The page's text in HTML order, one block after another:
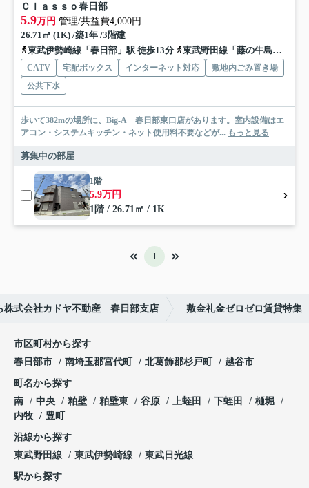
Ｃｌａｓｓｏ春日部
5.9万円 管理/共益費4,000円
26.71㎡ (1K) /築1年 /3階建
東武伊勢崎線「春日部」駅 徒歩13分
東武野田線「藤の牛島」駅 徒歩25分
CATV 宅配ボックス インターネット対応
敷地内ごみ置き場
公共下水
歩いて382mの場所に、Big-A 春日部東口店があります。室内設備はエ
アコン・システムキッチン・ネット使用料不要などが... もっと見る
募集中の部屋
1階
5.9万円
1階 / 26.71㎡ / 1K
1
株式会社カドヤ不動産 春日部支店 敷金礼金ゼロゼロ賃貸特集
市区町村から探す
春日部市
南埼玉郡宮代町 北葛飾郡杉戸町 越谷市
町名から探す
南
中央 粕壁 粕壁東 谷原 上蛭田 下蛭田
樋堀
内牧
豊町
沿線から探す
東武野田線
東武伊勢崎線 東武日光線
駅から探す